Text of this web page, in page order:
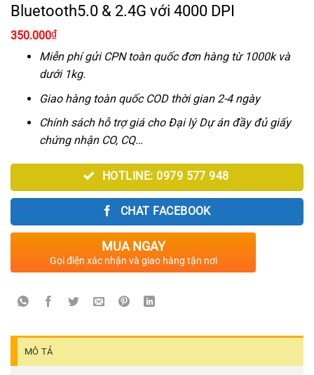
Bluetooth5.0 & 2.4G với 4000 DPI
Giá
390.000₫.
350.000₫Giá
tại
là:
350.000₫.
Miễn phí gửi CPN toàn quốc đơn hàng từ 1000k và
dưới 1kg.
Giao hàng toàn quốc COD thời gian 2-4 ngày
Chính sách hỗ trợ giá cho Đại lý Dự án đầy đủ giấy
chứng nhận CO, CQ…
HOTLINE: 0979 577 948
CHAT FACEBOOK
MUA NGAY
Gọi điện xác nhận và giao hàng tận nơi
MÔ TẢ